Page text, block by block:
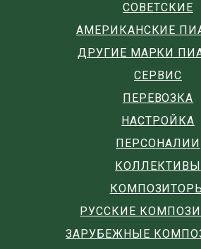
СОВЕТСКИЕ
АМЕРИКАНСКИЕ
ДРУГИЕ МАРКИ
СЕРВИС
ПЕРЕВОЗКА
НАСТРОЙКА
ПЕРСОНАЛИИ
КОЛЛЕКТИВЫ
РУССКИЕ
ЗАРУБЕЖНЫЕ